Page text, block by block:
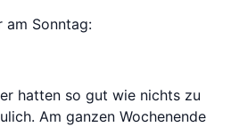
am Sonntag:
hatten so gut wie nichts zu
Am ganzen Wochenende